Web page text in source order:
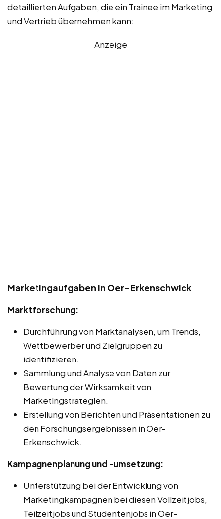
detaillierten Aufgaben, die ein Trainee im Marketing
und Vertrieb übernehmen kann:
Anzeige
Marketingaufgaben in Oer-Erkenschwick
Marktforschung:
Durchführung von Marktanalysen, um Trends,
Wettbewerber und Zielgruppen zu
identifizieren.
Sammlung und Analyse von Daten zur
Bewertung der Wirksamkeit von
Marketingstrategien.
Erstellung von Berichten und Präsentationen zu
den Forschungsergebnissen in Oer-
Erkenschwick.
Kampagnenplanung und -umsetzung:
Unterstützung bei der Entwicklung von
Marketingkampagnen bei diesen Vollzeitjobs,
Teilzeitjobs und Studentenjobs in Oer-